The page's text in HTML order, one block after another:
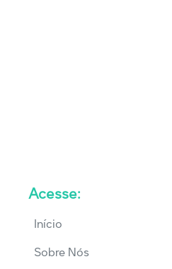
Acesse:
Início
Sobre Nós